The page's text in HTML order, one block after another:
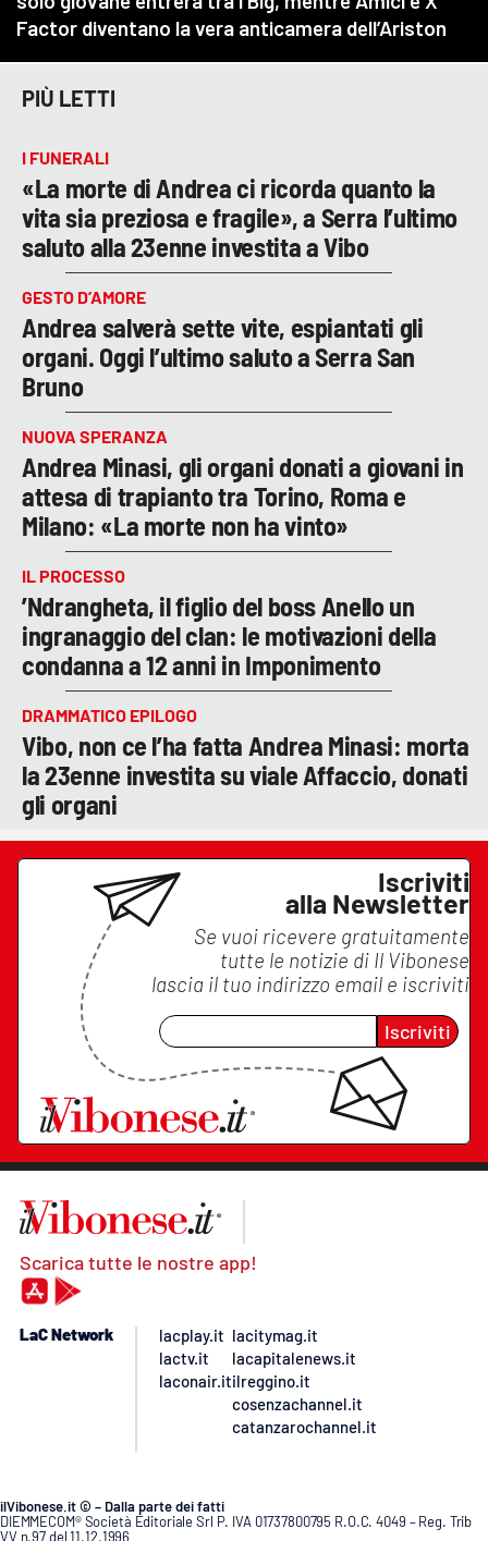
PIÙ LETTI
I FUNERALI
«La morte di Andrea ci ricorda quanto la
vita sia preziosa e fragile», a Serra l’ultimo
saluto alla 23enne investita a Vibo
GESTO D’AMORE
Andrea salverà sette vite, espiantati gli
organi. Oggi l’ultimo saluto a Serra San
Bruno
NUOVA SPERANZA
Andrea Minasi, gli organi donati a giovani in
attesa di trapianto tra Torino, Roma e
Milano: «La morte non ha vinto»
IL PROCESSO
’Ndrangheta, il figlio del boss Anello un
ingranaggio del clan: le motivazioni della
condanna a 12 anni in Imponimento
DRAMMATICO EPILOGO
Vibo, non ce l’ha fatta Andrea Minasi: morta
la 23enne investita su viale Affaccio, donati
gli organi
Iscriviti
alla Newsletter
Se vuoi ricevere gratuitamente
tutte le notizie di Il Vibonese
lascia il tuo indirizzo email e iscriviti
Iscriviti
Scarica tutte le nostre app!
LaC Network
lacplay.it
lactv.it
laconair.it
lacitymag.it
lacapitalenews.it
ilreggino.it
cosenzachannel.it
catanzarochannel.it
ilVibonese.it © – Dalla parte dei fatti
DIEMMECOM® Società Editoriale Srl P. IVA 01737800795 R.O.C. 4049 – Reg. Trib
VV n.97 del 11.12.1996